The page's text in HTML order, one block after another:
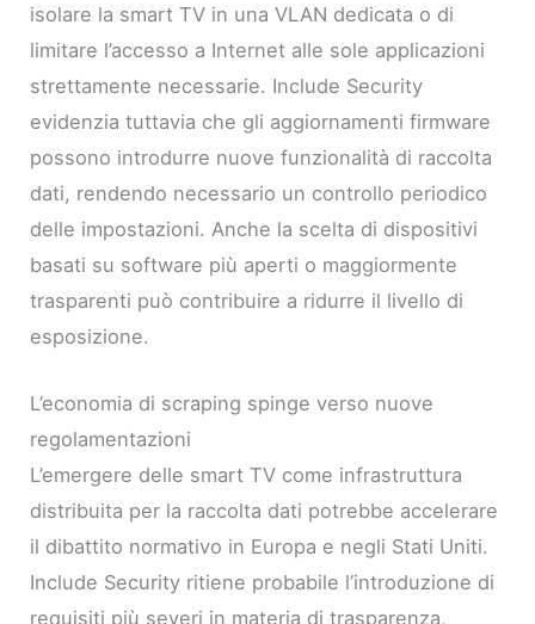
isolare la smart TV in una VLAN dedicata o di
limitare l’accesso a Internet alle sole applicazioni
strettamente necessarie. Include Security
evidenzia tuttavia che gli aggiornamenti firmware
possono introdurre nuove funzionalità di raccolta
dati, rendendo necessario un controllo periodico
delle impostazioni. Anche la scelta di dispositivi
basati su software più aperti o maggiormente
trasparenti può contribuire a ridurre il livello di
esposizione.
L’economia di scraping spinge verso nuove
regolamentazioni
L’emergere delle smart TV come infrastruttura
distribuita per la raccolta dati potrebbe accelerare
il dibattito normativo in Europa e negli Stati Uniti.
Include Security ritiene probabile l’introduzione di
requisiti più severi in materia di trasparenza,